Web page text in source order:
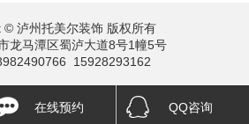
© 泸州托美尔装饰 版权所有
龙马潭区蜀泸大道8号1幢5号
15928293162
在线预约 QQ咨询